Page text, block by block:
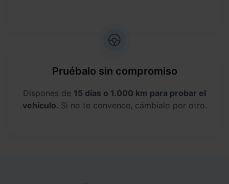
Pruébalo sin compromiso
Dispones de 15 días o 1.000 km para probar el
vehículo. Si no te convence, cámbialo por otro.